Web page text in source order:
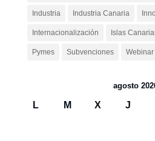
Industria Industria Canaria
Internacionalización Islas
Pymes Subvenciones Webinar
agosto
L M X J